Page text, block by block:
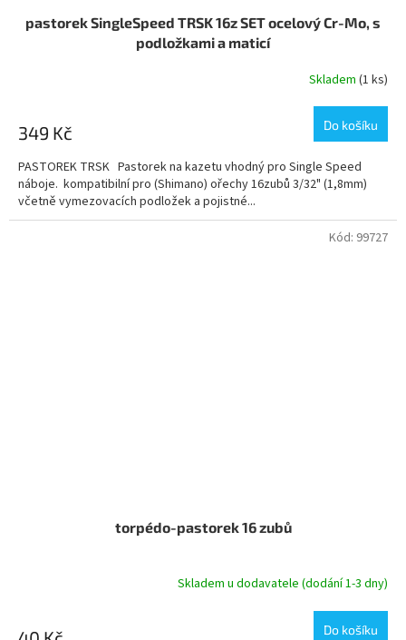
pastorek SingleSpeed TRSK 16z SET ocelový Cr-Mo, s
podložkami a maticí
Skladem (1 ks)
349 Kč Do košíku
PASTOREK TRSK Pastorek na kazetu vhodný pro Single Speed
náboje. kompatibilní pro (Shimano) ořechy 16zubů 3/32" (1,8mm)
včetně vymezovacích podložek a pojistné...
torpédo-pastorek 16 zubů
Skladem u dodavatele (dodání 1-3 dny)
Do košíku
Kód: 99727